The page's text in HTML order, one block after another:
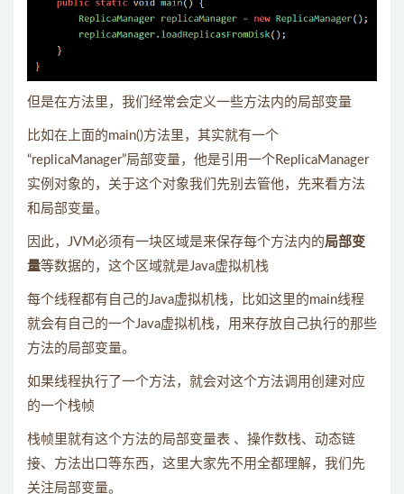
但是在方法里，我们经常会定义一些方法内的局部变量
比如在上面的main()方法里，其实就有一个
“replicaManager”局部变量，他是引用一个ReplicaManager
实例对象的，关于这个对象我们先别去管他，先来看方法
和局部变量。
因此，JVM必须有一块区域是来保存每个方法内的局部变
量等数据的，这个区域就是Java虚拟机栈
每个线程都有自己的Java虚拟机栈，比如这里的main线程
就会有自己的一个Java虚拟机栈，用来存放自己执行的那些
方法的局部变量。
如果线程执行了一个方法，就会对这个方法调用创建对应
的一个栈帧
栈帧里就有这个方法的局部变量表 、操作数栈、动态链
接、方法出口等东西，这里大家先不用全都理解，我们先
关注局部变量。